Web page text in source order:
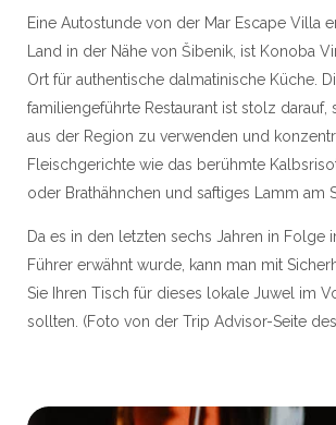
Eine Autostunde von der Mar Escape Villa
Land in der Nähe von Šibenik, ist Konoba
Ort für authentische dalmatinische Küche.
familiengeführte Restaurant ist stolz darauf,
aus der Region zu verwenden und
Fleischgerichte wie das berühmte
oder Brathähnchen und saftiges Lamm am
Da es in den letzten sechs Jahren in Folge
Führer erwähnt wurde, kann man mit
Sie Ihren Tisch für dieses lokale Juwel im
sollten. (Foto von der Trip Advisor-Seite